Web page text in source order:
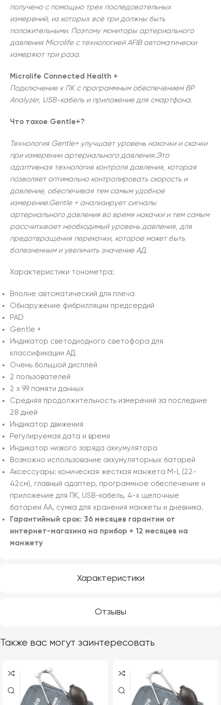
Характеристики
Отзывы
получено с помощью трех последовательных
измерений, из которых все три должны быть
положительными. Поэтому мониторы артериального
давления Microlife с технологией AFIB автоматически
измеряют три раза.
Microlife Connected Health +
Подключение к ПК с программным обеспечением BP
Analyzer, USB-кабель и приложение для смартфона.
Что такое Gentle+?
Технология Gentle+ улучшает уровень накачки и скачки
при измерении артериального давления.Это
адаптивная технология контроля давления, которая
позволяет оптимально контролировать скорость и
давление, обеспечивая тем самым удобное
измерение.Gentle + анализирует сигналы
артериального давления во время накачки и тем самым
рассчитывает необходимый уровень давления, для
предотвращения перекачки, которое может быть
болезненным и увеличить значение АД.
Характеристики тонометра:
Вполне автоматический для плеча
Обнаружение фибрилляции предсердий
PAD
Gentle +
Индикатор светодиодного светофора для
классификации АД
Очень большой дисплей
2 пользователей
2 x 99 памяти данных
Средняя продолжительность измерений за последние
28 дней
Индикатор движения
Регулируемая дата и время
Индикатор низкого заряда аккумулятора
Возможно использование аккумуляторных батарей
Аксессуары: коническая жесткая манжета M-L (22-
42см), главный адаптер, программное обеспечение и
приложение для ПК, USB-кабель, 4-х щелочные
батареи AA, сумка для хранения манжеты и дневника.
Гарантийный срок: 36 месяцев гарантии от
интернет-магазина на прибор + 12 месяцев на
манжету
Также вас могут заинтересовать